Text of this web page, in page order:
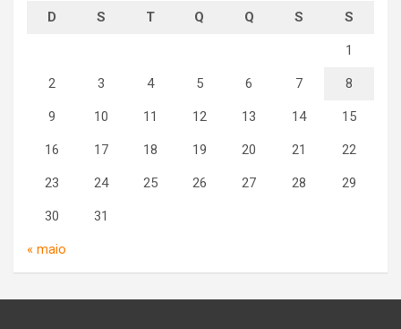
D S T Q Q S S
1
2 3 4 5 6 7 8
9 10 11 12 13 14 15
16 17 18 19 20 21 22
23 24 25 26 27 28 29
30 31
« maio